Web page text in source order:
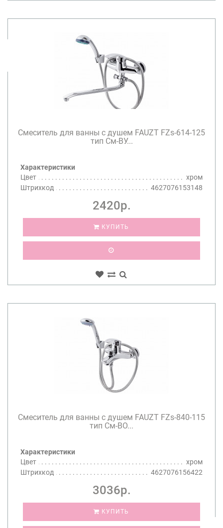
Смеситель для ванны с душем FAUZT FZs-614-125
тип См-ВУ...
Характеристики
Цвет
хром
Штрихкод
4627076153148
2420р.
КУПИТЬ
Смеситель для ванны с душем FAUZT FZs-840-115
тип См-ВО...
Характеристики
Цвет
хром
Штрихкод
4627076156422
3036р.
КУПИТЬ